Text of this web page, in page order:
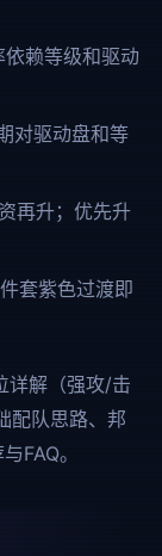
赖等级和驱动
对驱动盘和等
再升；优先升
套紫色过渡即
详解（强攻/击
配队思路、邦
FAQ。